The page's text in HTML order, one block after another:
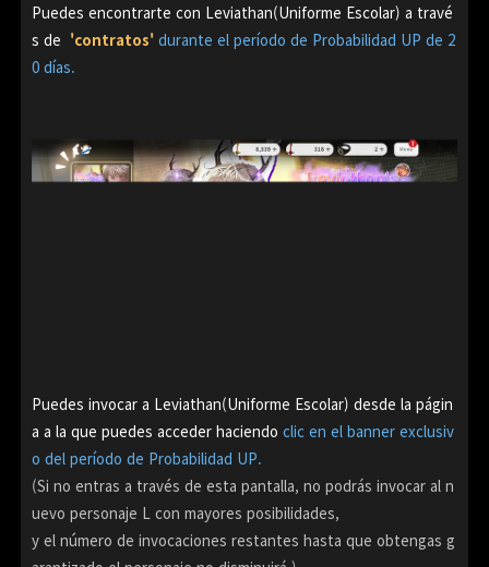
Puedes encontrarte con Leviathan(Uniforme Escolar) a travé
s de 'contratos' durante el período de Probabilidad UP de 2
0 días.
Puedes invocar a Leviathan(Uniforme Escolar) desde la págin
a a la que puedes acceder haciendo clic en el banner exclusiv
o del período de Probabilidad UP.
(Si no entras a través de esta pantalla, no podrás invocar al n
uevo personaje L con mayores posibilidades,
y el número de invocaciones restantes hasta que obtengas g